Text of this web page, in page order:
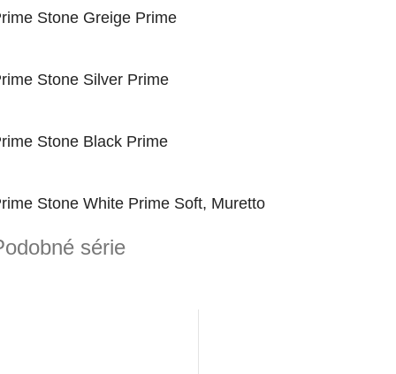
Stone Greige Prime
Stone Silver Prime
Stone Black Prime
Stone White Prime Soft, Muretto
série